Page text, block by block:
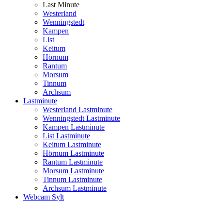
Last Minute
Westerland
Wenningstedt
Kampen
List
Keitum
Hörnum
Rantum
Morsum
Tinnum
Archsum
Lastminute
Westerland Lastminute
Wenningstedt Lastminute
Kampen Lastminute
List Lastminute
Keitum Lastminute
Hörnum Lastminute
Rantum Lastminute
Morsum Lastminute
Tinnum Lastminute
Archsum Lastminute
Webcam Sylt